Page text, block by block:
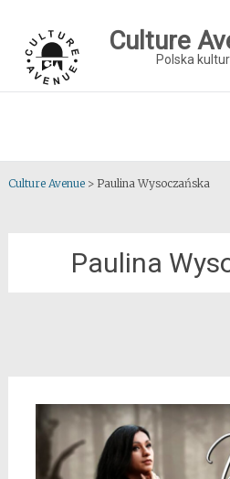
content
Culture
Polska
Culture Avenue> Paulina Wysoczańska
Paulina